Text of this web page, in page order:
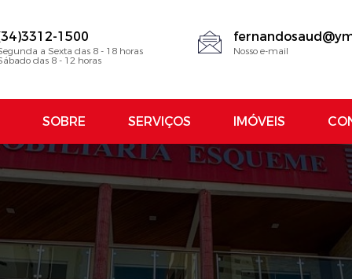
1500
a Sexta das 8 - 18 horas
das 8 - 12 horas
Nosso e-mail
SOBRE SERVIÇOS IMÓVEIS